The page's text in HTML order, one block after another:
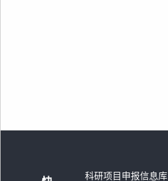
科研项目申报信息库